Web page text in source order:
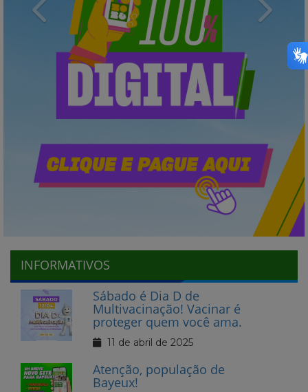
Previous
INFORMATIVOS
Sábado é Dia D de
Multivacinação! Vacinar é
proteger quem você ama.
11 de abril de 2025
Atenção, população de
Bayeux!